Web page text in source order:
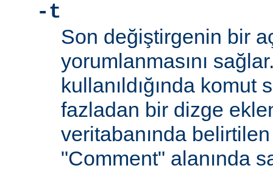
-t
Son değiştirgenin bir
yorumlanmasını
kullanıldığında komut
fazladan bir dizge
veritabanında belirtilen
"Comment" alanında